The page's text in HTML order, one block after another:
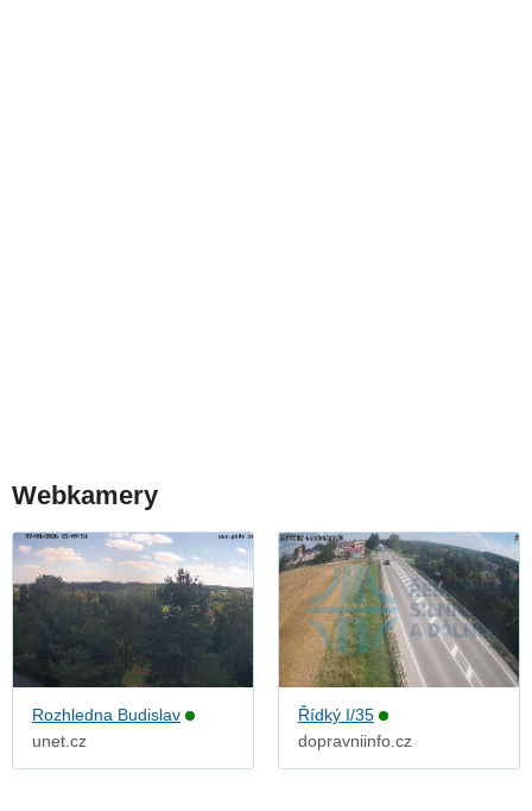
Webkamery
Rozhledna Budislav
unet.cz
Řídký I/35
dopravniinfo.cz